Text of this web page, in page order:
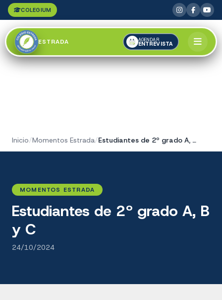
COLEGIUM
ESTRADA AGENDAR
ENTREVISTA
Inicio/Momentos Estrada/ Estudiantes de 2º grado A, B y C
MOMENTOS ESTRADA
Estudiantes de 2º grado A, B
y C
24/10/2024